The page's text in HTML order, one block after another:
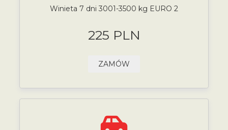
Winieta 7 dni 3001-3500 kg EURO 2
225 PLN
ZAMÓW